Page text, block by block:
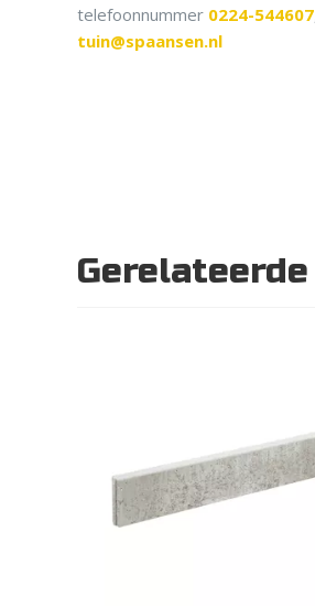
telefoonnummer 0224-544607
tuin@spaansen.nl